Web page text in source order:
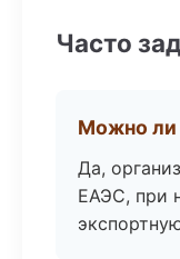
Часто
Можно ли
Да,
ЕАЭС, при